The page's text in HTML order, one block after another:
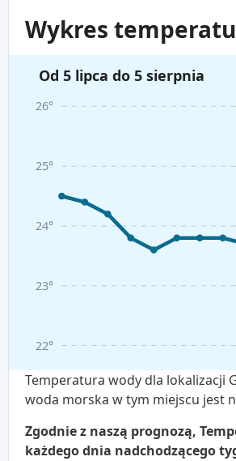
Wykres
Od 5 lipca do 5 sierpnia
22°
23°
24°
25°
26°
Temperatura wody dla lokalizacji
woda morska w tym miejscu jest
Zgodnie z naszą prognozą,
każdego dnia nadchodzącego